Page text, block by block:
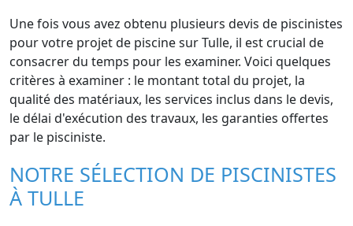
Une fois vous avez obtenu plusieurs devis de piscinistes
pour votre projet de piscine sur Tulle, il est crucial de
consacrer du temps pour les examiner. Voici quelques
critères à examiner : le montant total du projet, la
qualité des matériaux, les services inclus dans le devis,
le délai d'exécution des travaux, les garanties offertes
par le pisciniste.
NOTRE SÉLECTION DE PISCINISTES
À TULLE